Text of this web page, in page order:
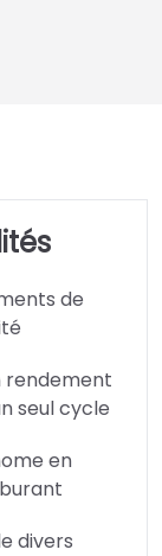
de
rendement
seul cycle
en
divers